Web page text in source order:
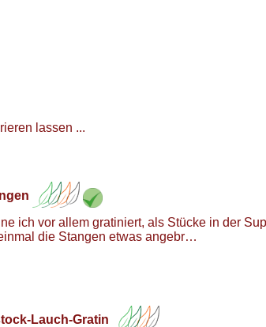
lassen ...
ich vor allem gratiniert, als Stücke in der
die Stangen etwas angebr…
Lauch-Gratin